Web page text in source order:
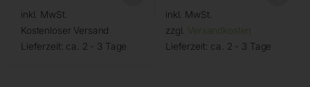
inkl. MwSt.
Kostenloser Versand
Lieferzeit: ca. 2 - 3 Tage
inkl. MwSt.
zzgl. Versandkosten
Lieferzeit: ca. 2 - 3 Tage